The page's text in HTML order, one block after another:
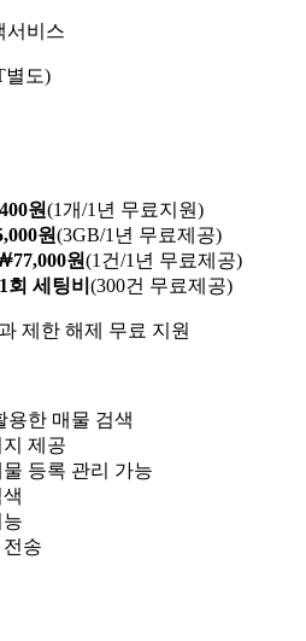
서비스
별도)
원(1개/1년 무료지원)
원(3GB/1년 무료제공)
77,000원(1건/1년 무료제공)
1회 세팅비 (300건 무료제공)
제한 해제 무료 지원
용한 매물 검색
지 제공
등록 관리 가능
능
전송